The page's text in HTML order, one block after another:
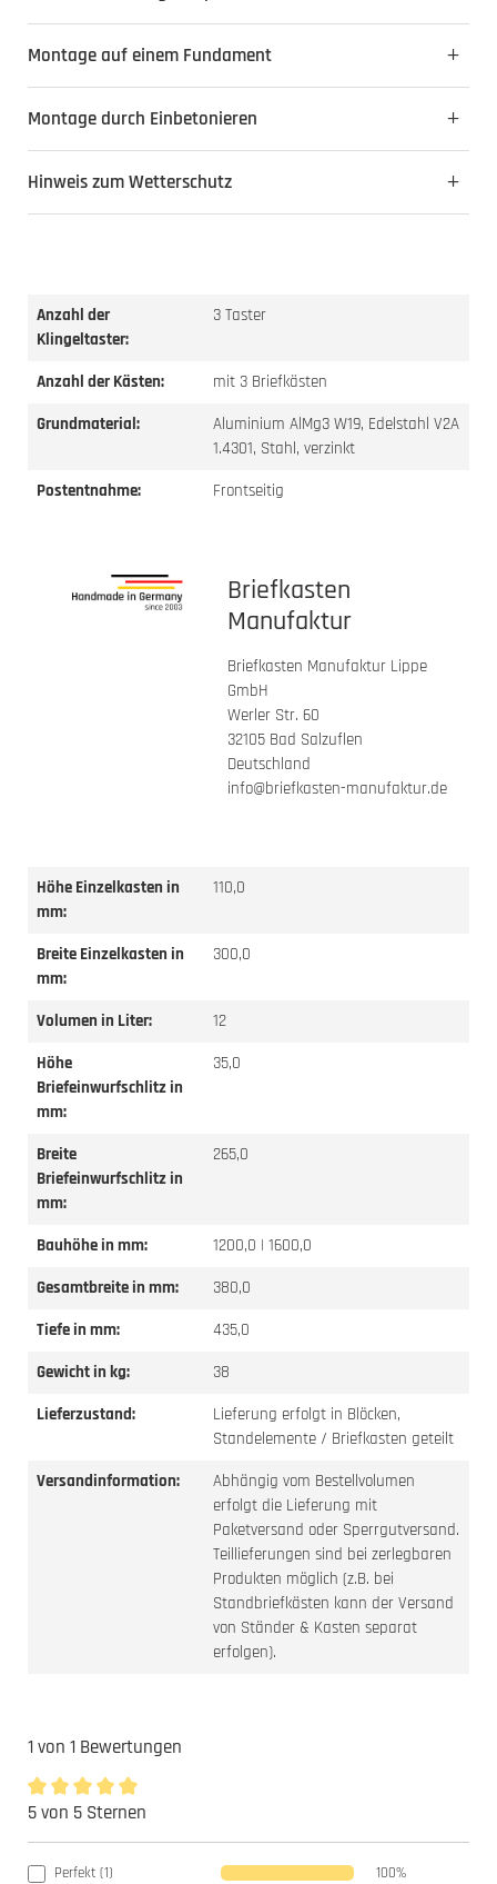
Montage auf einem Fundament
Montage durch Einbetonieren
Hinweis zum Wetterschutz
Anzahl der
Klingeltaster:
3 Taster
Anzahl der Kästen:
mit 3 Briefkästen
Grundmaterial:
Aluminium AlMg3 W19, Edelstahl V2A
1.4301, Stahl, verzinkt
Postentnahme:
Frontseitig
Briefkasten
Manufaktur
Briefkasten Manufaktur Lippe
GmbH
Werler Str. 60
32105 Bad Salzuflen
Deutschland
info@briefkasten-manufaktur.de
Höhe Einzelkasten in
mm:
110,0
Breite Einzelkasten in
mm:
300,0
Volumen in Liter:
12
Höhe
Briefeinwurfschlitz in
mm:
35,0
Breite
Briefeinwurfschlitz in
mm:
265,0
Bauhöhe in mm:
1200,0 | 1600,0
Gesamtbreite in mm:
380,0
Tiefe in mm:
435,0
Gewicht in kg:
38
Lieferzustand:
Lieferung erfolgt in Blöcken,
Standelemente / Briefkasten geteilt
Versandinformation:
Abhängig vom Bestellvolumen
erfolgt die Lieferung mit
Paketversand oder Sperrgutversand.
Teillieferungen sind bei zerlegbaren
Produkten möglich (z.B. bei
Standbriefkästen kann der Versand
von Ständer & Kasten separat
erfolgen).
1 von 1 Bewertungen
Durchschnittliche Bewertung von 5 von 5 Sternen
5 von 5 Sternen
Perfekt (1) 100%